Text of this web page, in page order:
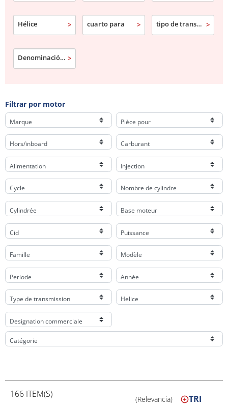
Hélice cuarto para tipo de transmisión
Denominación comercial
Filtrar por motor
Marque Pièce pour
Hors/inboard Carburant
Alimentation Injection
Cycle Nombre de cylindre
Cylindrée Base moteur
Cid Puissance
Famille Modèle
Periode Année
Type de transmission Helice
Designation commerciale
Catégorie
166 ITEM(S) (Relevancia) TRI